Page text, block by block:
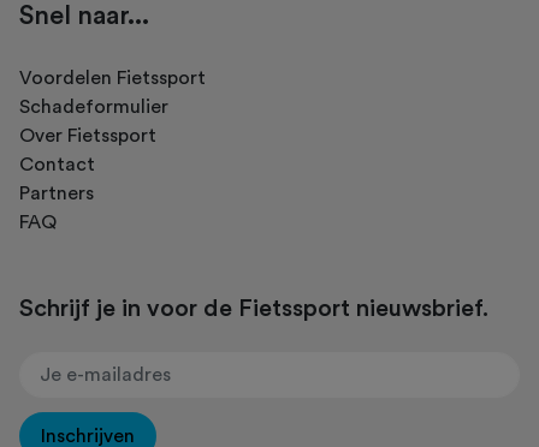
Snel naar...
Voordelen Fietssport
Schadeformulier
Over Fietssport
Contact
Partners
FAQ
Schrijf je in voor de Fietssport nieuwsbrief.
Inschrijven